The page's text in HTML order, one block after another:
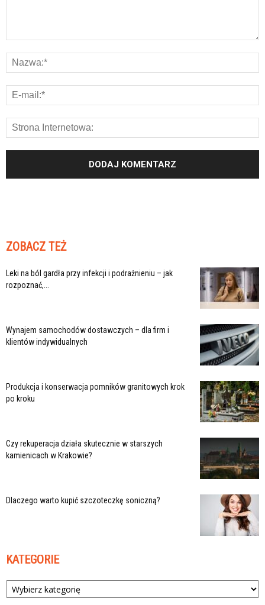
ZOBACZ TEŻ
Leki na ból gardła przy infekcji i podrażnieniu – jak
rozpoznać,...
Wynajem samochodów dostawczych – dla firm i
klientów indywidualnych
Produkcja i konserwacja pomników granitowych krok
po kroku
Czy rekuperacja działa skutecznie w starszych
kamienicach w Krakowie?
Dlaczego warto kupić szczoteczkę soniczną?
KATEGORIE
Kategorie